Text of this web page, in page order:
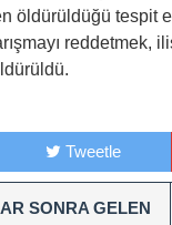
öldürüldüğü tespit
reddetmek,
Tweetle
SONRA GELEN